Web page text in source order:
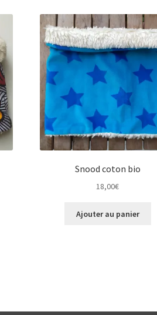
Snood coton bio
18,00€
Ajouter au panier